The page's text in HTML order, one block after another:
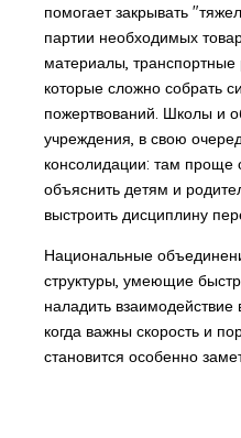
помогает закрывать
партии необходимых
материалы, транспортные
которые сложно собрать
пожертвований. Школы и
учреждения, в свою
консолидации: там проще
объяснить детям и
выстроить дисциплину
Национальные
структуры, умеющие
наладить
когда важны скорость и
становится особенно